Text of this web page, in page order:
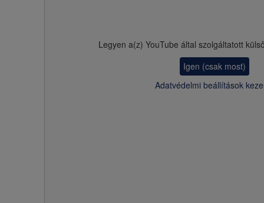
Legyen a(z) YouTube által szolgáltatott
Igen (csak most)
Adatvédelmi beállítások